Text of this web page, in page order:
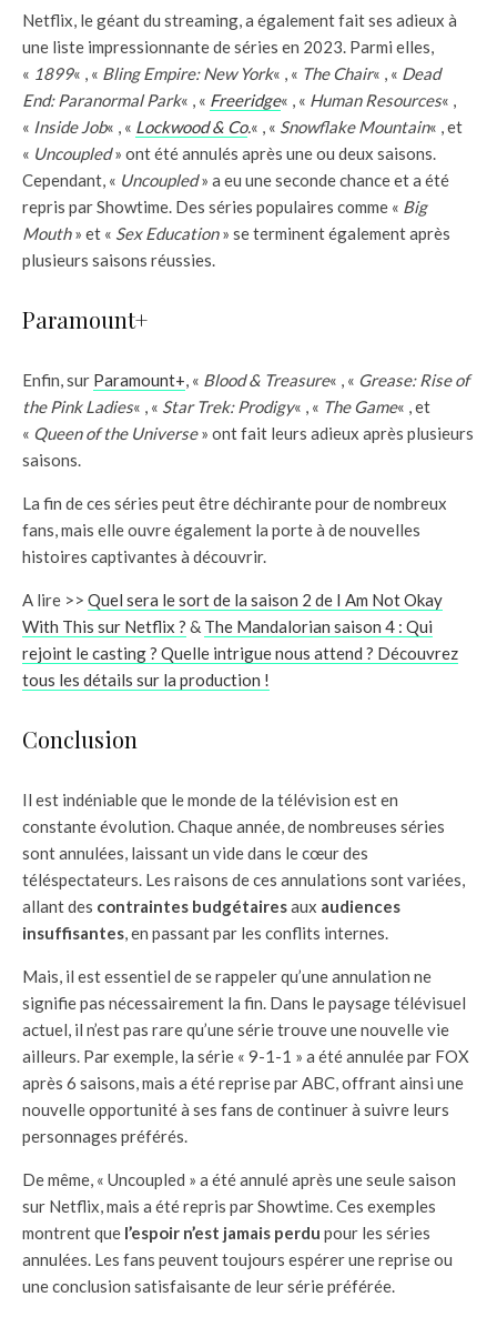
Netflix, le géant du streaming, a également fait ses adieux à
une liste impressionnante de séries en 2023. Parmi elles,
« 1899« , « Bling Empire: New York« , « The Chair« , « Dead
End: Paranormal Park« , « Freeridge« , « Human Resources« ,
« Inside Job« , « Lockwood & Co.« , « Snowflake Mountain« , et
« Uncoupled» ont été annulés après une ou deux saisons.
Cependant, « Uncoupled» a eu une seconde chance et a été
repris par Showtime. Des séries populaires comme « Big
Mouth» et « Sex Education» se terminent également après
plusieurs saisons réussies.
Paramount+
Enfin, sur Paramount+, « Blood & Treasure« , « Grease: Rise of
the Pink Ladies« , « Star Trek: Prodigy« , « The Game« , et
« Queen of the Universe» ont fait leurs adieux après plusieurs
saisons.
La fin de ces séries peut être déchirante pour de nombreux
fans, mais elle ouvre également la porte à de nouvelles
histoires captivantes à découvrir.
A lire >> Quel sera le sort de la saison 2 de I Am Not Okay
With This sur Netflix ? & The Mandalorian saison 4 : Qui
rejoint le casting ? Quelle intrigue nous attend ? Découvrez
tous les détails sur la production !
Conclusion
Il est indéniable que le monde de la télévision est en
constante évolution. Chaque année, de nombreuses séries
sont annulées, laissant un vide dans le cœur des
téléspectateurs. Les raisons de ces annulations sont variées,
allant des contraintes budgétairesaux audiences
insuffisantes, en passant par les conflits internes.
Mais, il est essentiel de se rappeler qu’une annulation ne
signifie pas nécessairement la fin. Dans le paysage télévisuel
actuel, il n’est pas rare qu’une série trouve une nouvelle vie
ailleurs. Par exemple, la série « 9-1-1 » a été annulée par FOX
après 6 saisons, mais a été reprise par ABC, offrant ainsi une
nouvelle opportunité à ses fans de continuer à suivre leurs
personnages préférés.
De même, « Uncoupled » a été annulé après une seule saison
sur Netflix, mais a été repris par Showtime. Ces exemples
montrent que l’espoir n’est jamais perdu pour les séries
annulées. Les fans peuvent toujours espérer une reprise ou
une conclusion satisfaisante de leur série préférée.